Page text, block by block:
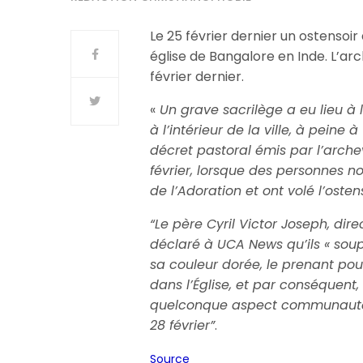
Le 25 février dernier un
église de Bangalore en Inde.
février dernier.
« Un grave sacrilège a eu lieu à
à l’intérieur de la ville, à peine
décret pastoral émis par
février, lorsque des personnes
de l’Adoration et ont volé
“Le père Cyril Victor Joseph,
déclaré à UCA News qu’ils «
sa couleur dorée, le prenant
dans l’Église, et par
quelconque aspect
28 février”.
Source